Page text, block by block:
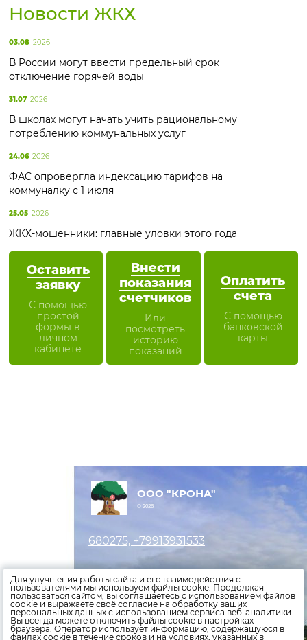
Оставить
заявку
С помощью
простой
формы в
личном
кабинете
Внести
показания
счетчиков
Или
посмотреть
историю
показаний
Оплатить
счета
С помощью
банковской
карты
Новости ЖКХ
03.08 2026
В России могут ввести предельный срок
отключение горячей воды
31.07 2026
В школах могут начать учить рациональному
потреблению коммунальных услуг
24.06 2026
ФАС опровергла индексацию тарифов на
коммуналку с 1 июля
25.05 2026
ЖКХ-мошенники: главные уловки этого года
ООО "КРОНА"
© 2026
680275, +79913931533
Оставить заявку
Внести показания счетчиков
Оплатить счета
Политика конфиденциальности
Для улучшения работы сайта и его взаимодействия с
пользователями мы используем файлы cookie. Продолжая
пользоваться сайтом, вы соглашаетесь с использованием файлов
cookie и выражаете своё согласие на обработку ваших
персональных данных с использованием сервиса веб-аналитики.
Вы всегда можете отключить файлы cookie в настройках
браузера. Оператор использует информацию, содержащуюся в
файлах cookie в течение сроков и на условиях, указанных в